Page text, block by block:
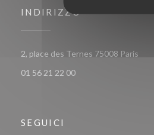
INDIRIZZO
2, place des Ternes 75008 Paris
01 56 21 22 00
SEGUICI